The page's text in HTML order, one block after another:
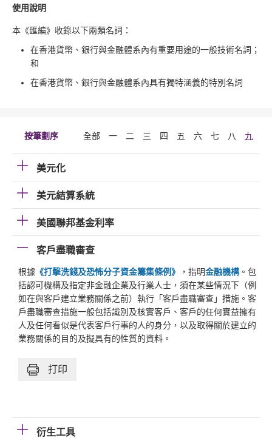
使用說明
本《匯編》收錄以下兩類名詞：
在香港貨幣、銀行與金融體系內有重要用途的一般技術名詞；
和
在香港貨幣、銀行與金融體系內具有獨特涵義的特別名詞
按筆劃序 全部 一 二 三 四 五 六 七 八 九
美元化
美元結算系統
美國聯邦基金利率
客戶盡職審查
根據 《打擊洗錢及恐怖分子資金籌集條例》 ，指明金融機構。包
括認可機構及指定非金融企業及行業人士，須在某些情況下（例
如在與客戶建立業務關係之前）執行「客戶盡職審查」措施。客
戶盡職審查措施一般包括識別及核實客戶、客戶的任何實益擁有
人及任何看似是代表客戶行事的人的身分，以及取得關於建立的
業務關係的目的及擬具有的性質的資料。
打印
衍生工具